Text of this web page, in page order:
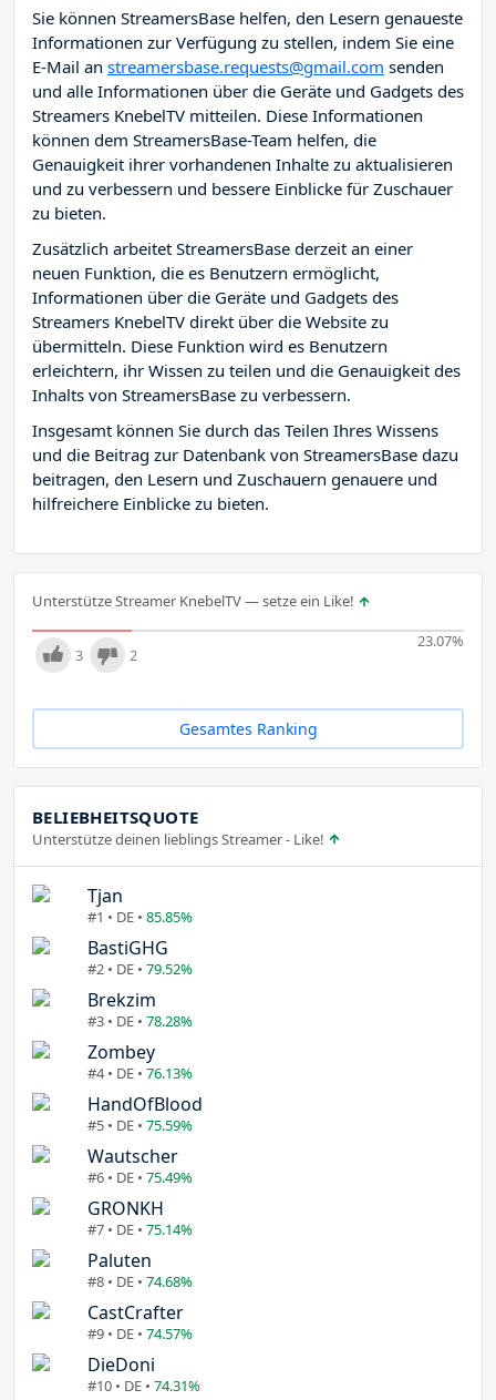
Sie können StreamersBase helfen, den Lesern genaueste
Informationen zur Verfügung zu stellen, indem Sie eine
E-Mail an streamersbase.requests@gmail.com senden
und alle Informationen über die Geräte und Gadgets des
Streamers KnebelTV mitteilen. Diese Informationen
können dem StreamersBase-Team helfen, die
Genauigkeit ihrer vorhandenen Inhalte zu aktualisieren
und zu verbessern und bessere Einblicke für Zuschauer
zu bieten.
Zusätzlich arbeitet StreamersBase derzeit an einer
neuen Funktion, die es Benutzern ermöglicht,
Informationen über die Geräte und Gadgets des
Streamers KnebelTV direkt über die Website zu
übermitteln. Diese Funktion wird es Benutzern
erleichtern, ihr Wissen zu teilen und die Genauigkeit des
Inhalts von StreamersBase zu verbessern.
Insgesamt können Sie durch das Teilen Ihres Wissens
und die Beitrag zur Datenbank von StreamersBase dazu
beitragen, den Lesern und Zuschauern genauere und
hilfreichere Einblicke zu bieten.
Unterstütze Streamer KnebelTV — setze ein Like!
23.07%
3 2
Gesamtes Ranking
BELIEBHEITSQUOTE
Unterstütze deinen lieblings Streamer - Like!
Tjan
#1 • DE • 85.85%
BastiGHG
#2 • DE • 79.52%
Brekzim
#3 • DE • 78.28%
Zombey
#4 • DE • 76.13%
HandOfBlood
#5 • DE • 75.59%
Wautscher
#6 • DE • 75.49%
GRONKH
#7 • DE • 75.14%
Paluten
#8 • DE • 74.68%
CastCrafter
#9 • DE • 74.57%
DieDoni
#10 • DE • 74.31%